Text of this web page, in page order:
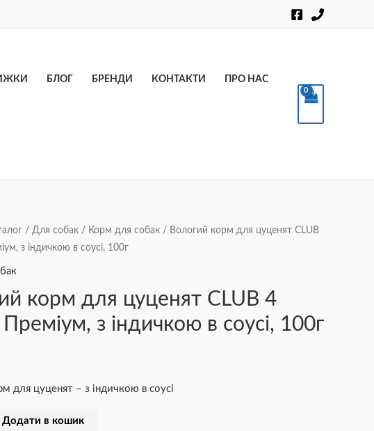
БЛОГ БРЕНДИ КОНТАКТИ ПРО НАС
/ Для собак / Корм для собак / Вологий корм для цуценят CLUB
з індичкою в соусі, 100г
корм для цуценят CLUB 4
Преміум, з індичкою в соусі, 100г
для цуценят – з індичкою в соусі
Додати в кошик